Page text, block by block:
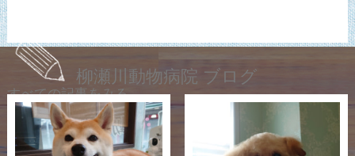
柳瀬川動物病院 ブログ
すべての記事をみる